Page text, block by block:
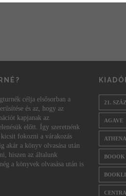
célja elsősorban a
és az, hogy az
kapjanak az
előtt. Így szeretnénk
kicsit fokozni a várakozás
akár a könyv olvasása után
hiszen az általunk
a könyvek olvasása után is
21.
AGAVE